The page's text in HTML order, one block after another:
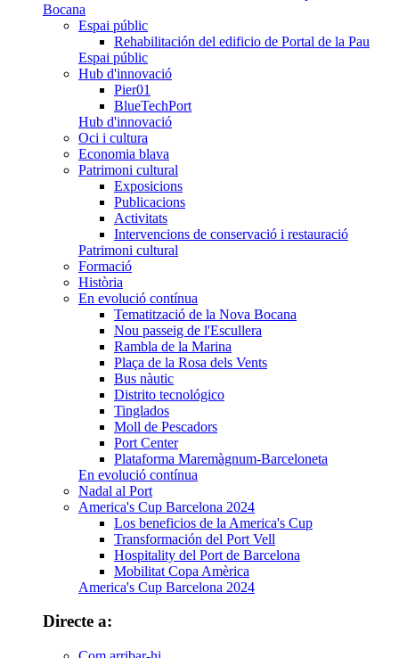
Bocana
Espai públic
Rehabilitación del edificio de Portal de la Pau
Espai públic
Hub d'innovació
Pier01
BlueTechPort
Hub d'innovació
Oci i cultura
Economia blava
Patrimoni cultural
Exposicions
Publicacions
Activitats
Intervencions de conservació i restauració
Patrimoni cultural
Formació
Història
En evolució contínua
Tematització de la Nova Bocana
Nou passeig de l'Escullera
Rambla de la Marina
Plaça de la Rosa dels Vents
Bus nàutic
Distrito tecnológico
Tinglados
Moll de Pescadors
Port Center
Plataforma Maremàgnum-Barceloneta
En evolució contínua
Nadal al Port
America's Cup Barcelona 2024
Los beneficios de la America's Cup
Transformación del Port Vell
Hospitality del Port de Barcelona
Mobilitat Copa Amèrica
America's Cup Barcelona 2024
Directe a: